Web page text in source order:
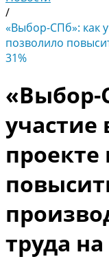
/
«Выбор-СПб»: как
позволило
31%
«Выбор-
труда на